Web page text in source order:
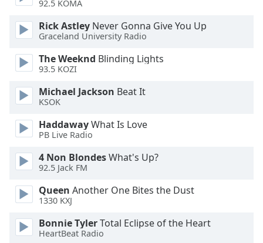
Caption
Area
Background
Style
Font
Family
92.5 KOMA
Rick Astley Never Gonna Give You Up
Graceland University Radio
The Weeknd Blinding Lights
93.5 KOZI
Michael Jackson Beat It
KSOK
HaddawayWhat Is Love
PB Live Radio
4 Non BlondesWhat's Up?
92.5 Jack FM
Queen Another One Bites the Dust
1330 KXJ
Bonnie TylerTotal Eclipse of the Heart
HeartBeat Radio